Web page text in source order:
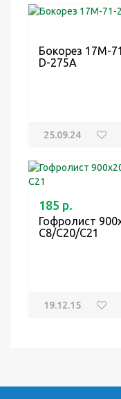
Бокорез 17M-
D-275A
25.09.24
185 р.
Гофролист
С8/С20/С21
19.12.15